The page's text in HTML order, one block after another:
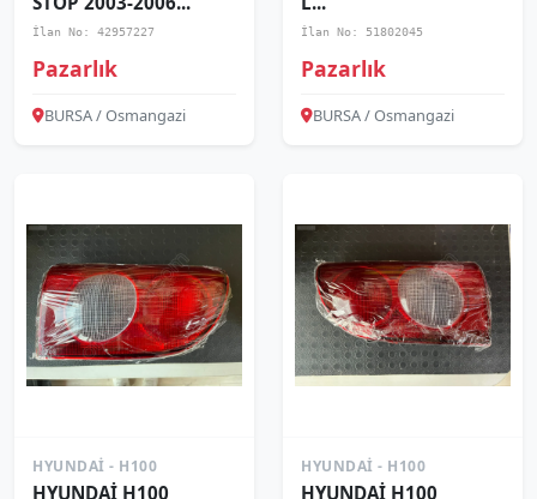
İlan No: 42957227
Pazarlık
BURSA / Osmangazi
İlan No: 51802045
Pazarlık
BURSA / Osmangazi
HYUNDAI - H100
HYUNDAİ H100
HYUNDAI - H100
HYUNDAİ H100